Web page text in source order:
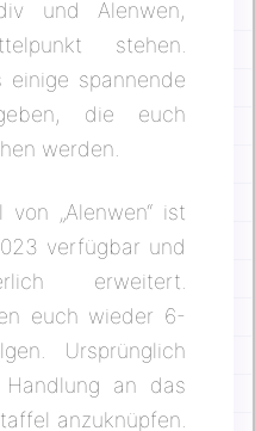
und Alenwen,
stehen.
spannende
die euch
werden.
„Alenwen“ ist
verfügbar und
erweitert.
euch wieder 6-
Ursprünglich
an das
anzuknüpfen.